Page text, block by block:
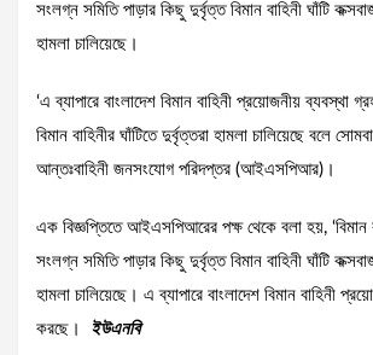
সংলগ্ন সমিতি পাড়ার কিছু দুর্বৃত্ত বিমান বাহিনী ঘাঁটি
হামলা চালিয়েছে।
‘এ ব্যাপারে বাংলাদেশ বিমান বাহিনী প্রয়োজনীয় ব্যবস্থা
বিমান বাহিনীর ঘাঁটিতে দুর্বৃত্তরা হামলা চালিয়েছে বলে
আন্তঃবাহিনী জনসংযোগ পরিদপ্তর (আইএসপিআর)।
এক বিজ্ঞপ্তিতে আইএসপিআরের পক্ষ থেকে বলা হয়, ‘বিমান
সংলগ্ন সমিতি পাড়ার কিছু দুর্বৃত্ত বিমান বাহিনী ঘাঁটি
হামলা চালিয়েছে। এ ব্যাপারে বাংলাদেশ বিমান বাহিনী
করছে।
ইউএনবি